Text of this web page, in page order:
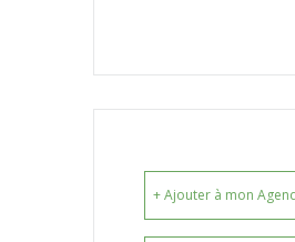
+ Ajouter à mon